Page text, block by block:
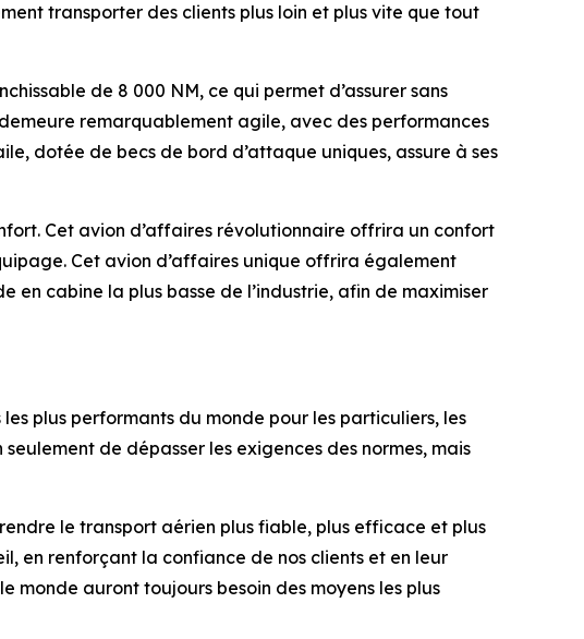
transporter des clients plus loin et plus vite que tout
de 8 000 NM, ce qui permet d’assurer sans
remarquablement agile, avec des performances
dotée de becs de bord d’attaque uniques, assure à ses
Cet avion d’affaires révolutionnaire offrira un confort
Cet avion d’affaires unique offrira également
en cabine la plus basse de l’industrie, afin de maximiser
plus performants du monde pour les particuliers, les
de dépasser les exigences des normes, mais
le transport aérien plus fiable, plus efficace et plus
en renforçant la confiance de nos clients et en leur
monde auront toujours besoin des moyens les plus